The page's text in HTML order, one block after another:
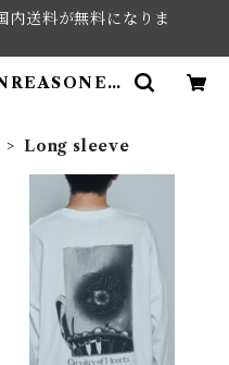
送料が無料になりま
Long sleeve